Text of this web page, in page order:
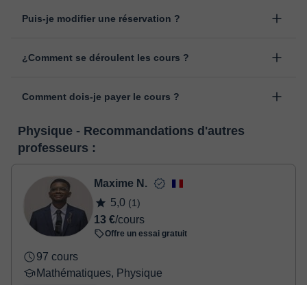
le début du cours, en indiquant la raison pour laquelle vous
Puis-je modifier une réservation ?
changer l'heure ou le jour de votre cours depuis la rubrique
¿Comment se déroulent les cours ?
classgap, développée à des fins pédagogiques avec de
service de messagerie instantanée, le tableau blanc virtuel ou le
traitement de texte en ligne collaboratif.Voir la classe virtuelle
Comment dois-je payer le cours ?
paiement grâce à notre service de paiement virtuel. Vous avez
deux options:
- carte de débit / crédit
- Paypal
Une fois le paiement réglé, nous vous enverrons un e-mail pour
confirmer la réservation.
Physique - Recommandations d'autres
professeurs :
Maxime N.
5,0 (1)
13 €/cours
Offre un essai gratuit
97 cours
Mathématiques, Physique